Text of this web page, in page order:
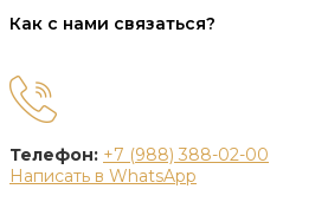
Как с нами связаться?
Телефон: +7 (988) 388-02-00
Написать в WhatsApp